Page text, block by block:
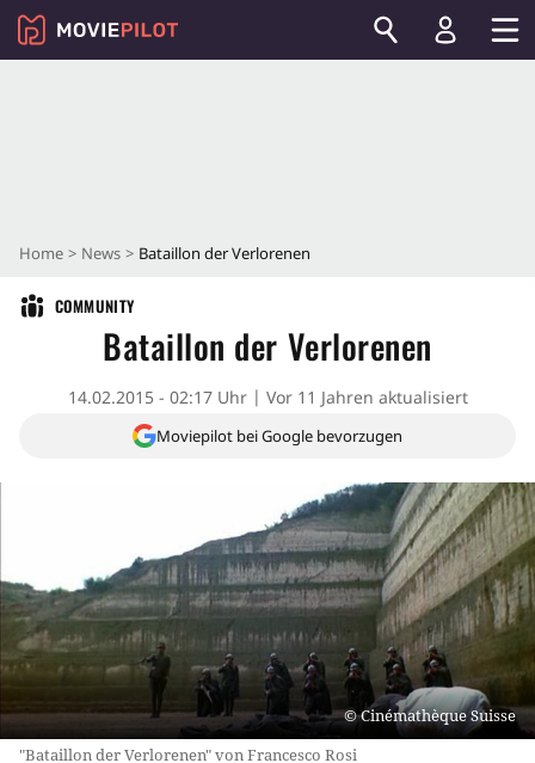
Home News Bataillon der Verlorenen
COMMUNITY
Bataillon der Verlorenen
14.02.2015 - 02:17 Uhr Vor 11 Jahren aktualisiert
Moviepilot bei Google bevorzugen
Cinémathèque Suisse
"Bataillon der Verlorenen" von Francesco Rosi